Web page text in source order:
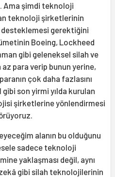
Ama şimdi teknoloji
teknoloji şirketlerinin
desteklemesi gerektiğini
Boeing, Lockheed
gibi geleneksel silah ve
para verip bunun yerine,
çok daha fazlasını
son yirmi yılda kurulan
şirketlerine yönlendirmesi
alanın bu olduğunu
sadece teknoloji
yaklaşması değil, aynı
gibi silah teknolojilerinin